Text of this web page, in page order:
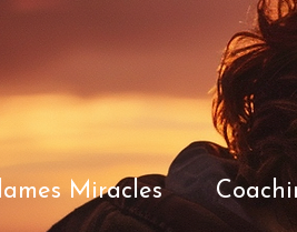
Miracles